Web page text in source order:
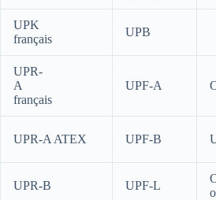
UPK
français
UPB
UPR-
A
français
UPF-A
UPR-A ATEX UPF-B
UPR-B UPF-L